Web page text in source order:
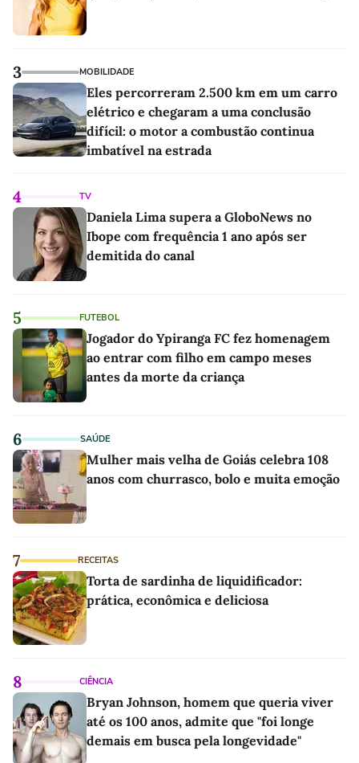
3 MOBILIDADE
Eles percorreram 2.500 km em um carro
elétrico e chegaram a uma conclusão
difícil: o motor a combustão continua
imbatível na estrada
4 TV
Daniela Lima supera a GloboNews no
Ibope com frequência 1 ano após ser
demitida do canal
5 FUTEBOL
Jogador do Ypiranga FC fez homenagem
ao entrar com filho em campo meses
antes da morte da criança
6 SAÚDE
Mulher mais velha de Goiás celebra 108
anos com churrasco, bolo e muita emoção
7 RECEITAS
Torta de sardinha de liquidificador:
prática, econômica e deliciosa
8 CIÊNCIA
Bryan Johnson, homem que queria viver
até os 100 anos, admite que "foi longe
demais em busca pela longevidade"